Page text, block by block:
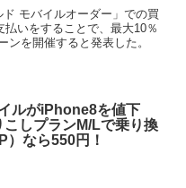
モバイルオーダー」での買
いをすることで、最大10％
を開催すると発表した。
ルがiPhone8を値下
こしプランM/Lで乗り換
）なら550円！